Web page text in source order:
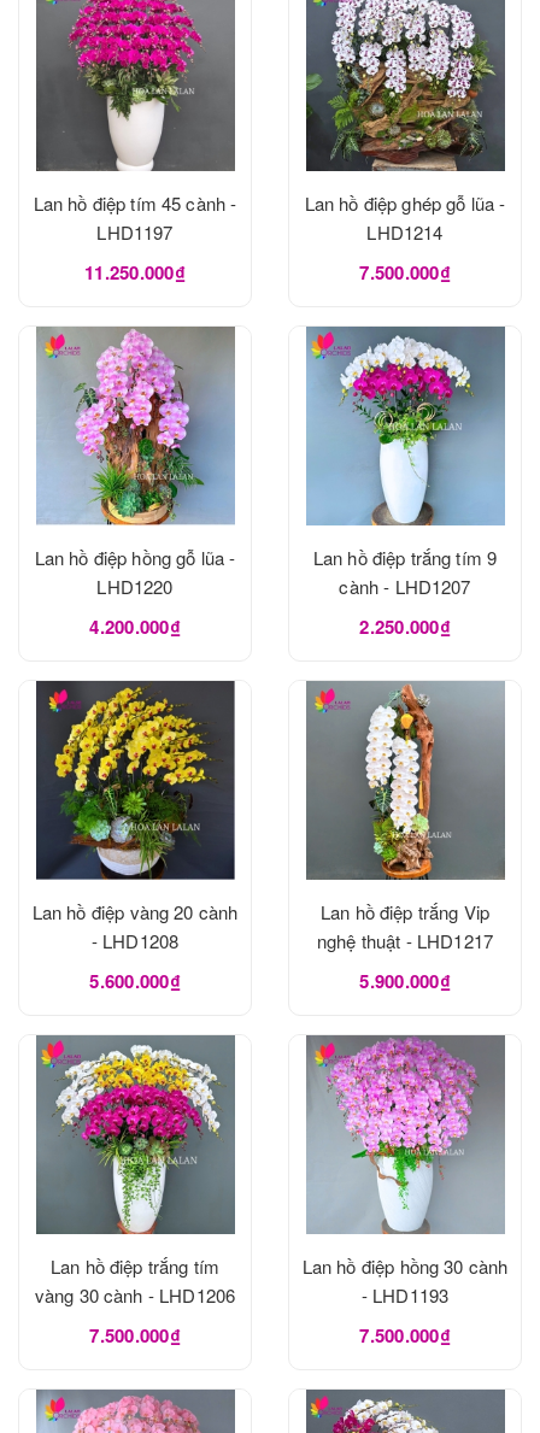
Lan hồ điệp tím 45 cành -
LHD1197
11.250.000₫
Lan hồ điệp ghép gỗ lũa -
LHD1214
7.500.000₫
Lan hồ điệp hồng gỗ lũa -
LHD1220
4.200.000₫
Lan hồ điệp trắng tím 9
cành - LHD1207
2.250.000₫
Lan hồ điệp vàng 20 cành
- LHD1208
5.600.000₫
Lan hồ điệp trắng Vip
nghệ thuật - LHD1217
5.900.000₫
Lan hồ điệp trắng tím
vàng 30 cành - LHD1206
7.500.000₫
Lan hồ điệp hồng 30 cành
- LHD1193
7.500.000₫